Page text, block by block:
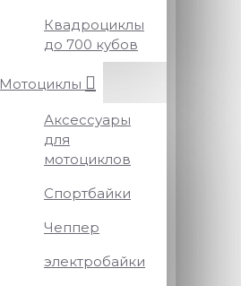
Квадроциклы
до 700 кубов
Мотоциклы
Аксессуары
для
мотоциклов
Спортбайки
Чеппер
электробайки